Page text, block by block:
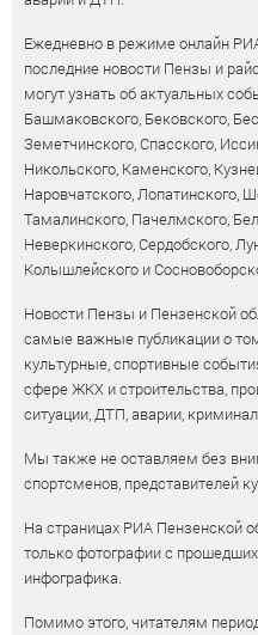
Ежедневно в режиме онлайн
последние новости Пензы и
могут узнать об актуальных
Башмаковского, Бековского,
Земетчинского, Спасского,
Никольского, Каменского,
Наровчатского,
Тамалинского, Пачелмского,
Неверкинского, Сердобского,
Колышлейского и
Новости Пензы и Пензенской
самые важные публикации о
культурные, спортивные
сфере ЖКХ и строительства,
ситуации, ДТП, аварии,
Мы также не оставляем без
спортсменов, представителей
На страницах РИА Пензенской
только фотографии с
инфографика.
Помимо этого, читателям